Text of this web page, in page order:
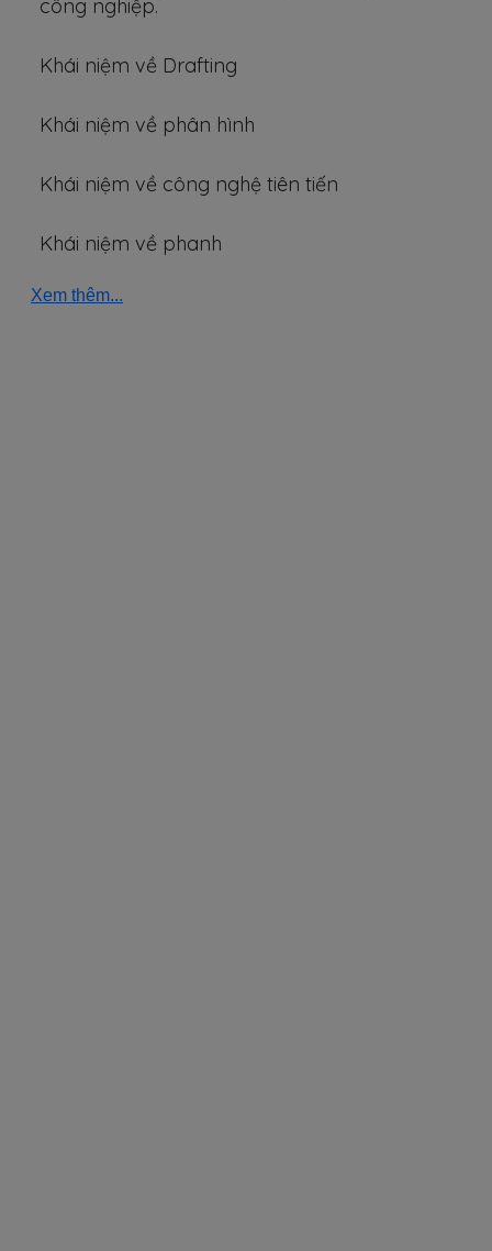
công nghiệp.
Khái niệm về Drafting
Khái niệm về phân hình
Khái niệm về công nghệ tiên tiến
Khái niệm về phanh
Xem thêm...